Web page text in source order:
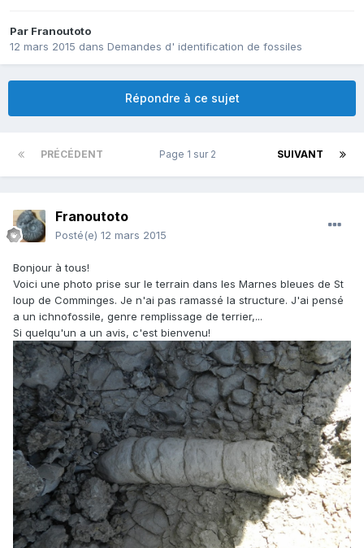
Par Franoutoto
12 mars 2015 dans Demandes d' identification de fossiles
Répondre à ce sujet
PRÉCÉDENT SUIVANT
Page 1 sur 2
Franoutoto
Posté(e) 12 mars 2015
Bonjour à tous!
Voici une photo prise sur le terrain dans les Marnes bleues de St
loup de Comminges. Je n'ai pas ramassé la structure. J'ai pensé
a un ichnofossile, genre remplissage de terrier,...
Si quelqu'un a un avis, c'est bienvenu!